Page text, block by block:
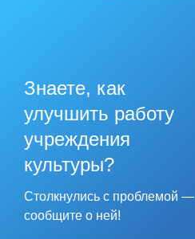
Знаете, как
улучшить работу
учреждения
культуры?
Столкнулись с проблемой —
сообщите о ней!